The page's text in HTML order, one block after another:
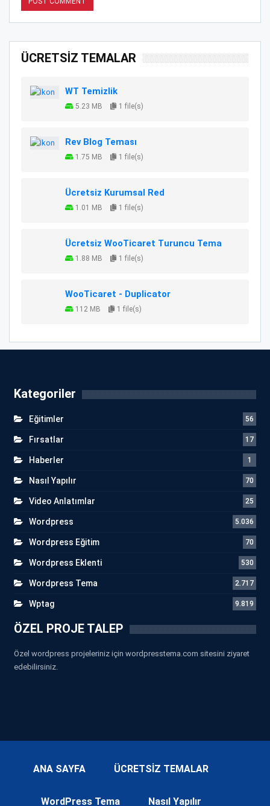
ÜCRETSİZ TEMALAR
WT Temizlik
5.23 MB 1 file(s)
Rev Blog Teması
1.75 MB 1 file(s)
Ücretsiz Kurumsal Red
1.01 MB 1 file(s)
Ücretsiz WooTicaret Turuncu Tema
1.88 MB 1 file(s)
WooTicaret - Duplicator
112 MB 1 file(s)
Kategoriler
Eğitimler 56
Fırsatlar 17
Haberler 1
Nasıl Yapılır 70
Video Anlatımlar 25
Wordpress 5.036
Wordpress Eğitim 70
Wordpress Eklenti 530
Wordpress Tema 2.717
Wptag 9.819
ÖZEL PROJE TALEP
Özel wordpress projeleriniz için wordpresstema.com sitesini ziyaret
edebilirsiniz.
ANA SAYFA ÜCRETSİZ TEMALAR
WordPress Tema Nasıl Yapılır